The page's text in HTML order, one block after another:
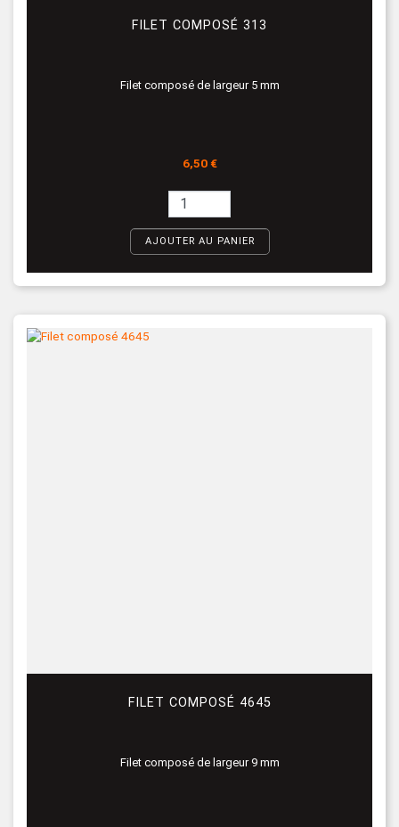
FILET COMPOSÉ 313
Filet composé de largeur 5 mm
Prix
6,50 €
AJOUTER AU PANIER
FILET COMPOSÉ 4645
Filet composé de largeur 9 mm